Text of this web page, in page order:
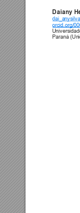
Daiany
orcid.org/
Paraná